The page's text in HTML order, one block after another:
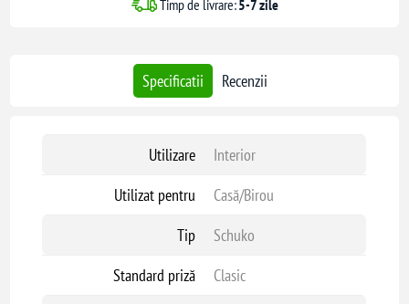
Timp de livrare:5-7 zile
Specificatii Recenzii
Utilizare
Interior
Utilizat pentru
Casă/Birou
Tip
Schuko
Standard priză
Clasic